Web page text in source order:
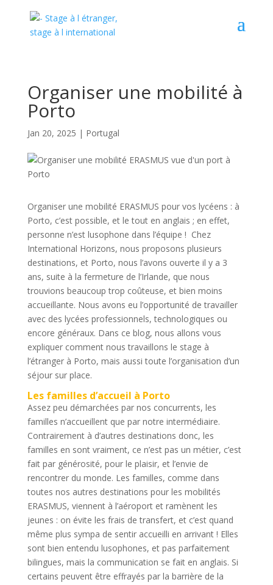
Organiser une mobilité à
Porto
Jan 20, 2025 | Portugal
Organiser une mobilité ERASMUS pour vos lycéens : à
Porto, c’est possible, et le tout en anglais ; en effet,
personne n’est lusophone dans l’équipe ! Chez
International Horizons, nous proposons plusieurs
destinations, et Porto, nous l’avons ouverte il y a 3
ans, suite à la fermeture de l’Irlande, que nous
trouvions beaucoup trop coûteuse, et bien moins
accueillante. Nous avons eu l’opportunité de travailler
avec des lycées professionnels, technologiques ou
encore généraux. Dans ce blog, nous allons vous
expliquer comment nous travaillons le stage à
l’étranger à Porto, mais aussi toute l’organisation d’un
séjour sur place.
Les familles d’accueil à Porto
Assez peu démarchées par nos concurrents, les
familles n’accueillent que par notre intermédiaire.
Contrairement à d’autres destinations donc, les
familles en sont vraiment, ce n’est pas un métier, c’est
fait par générosité, pour le plaisir, et l’envie de
rencontrer du monde. Les familles, comme dans
toutes nos autres destinations pour les mobilités
ERASMUS, viennent à l’aéroport et ramènent les
jeunes : on évite les frais de transfert, et c’est quand
même plus sympa de sentir accueilli en arrivant ! Elles
sont bien entendu lusophones, et pas parfaitement
bilingues, mais la communication se fait en anglais. Si
certains peuvent être effrayés par la barrière de la